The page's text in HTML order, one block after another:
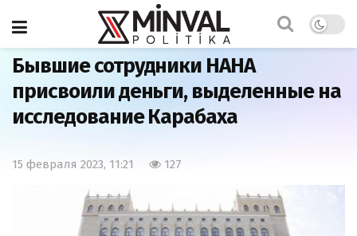
Главная Общество
Бывшие сотрудники НАНА
присвоили деньги, выделенные на
исследование Карабаха
15 февраля 2023, 11:21 127